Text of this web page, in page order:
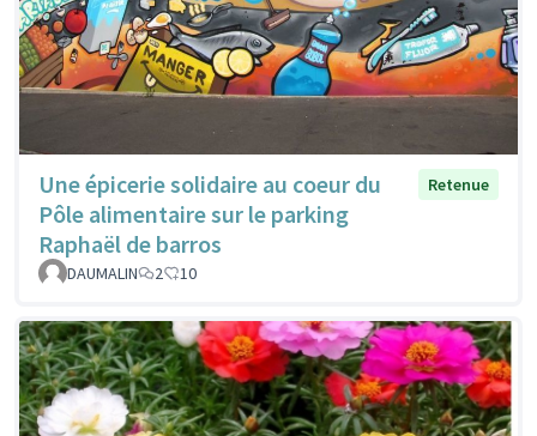
Une épicerie solidaire au coeur du
Pôle alimentaire sur le parking
Raphaël de barros
Retenue
DAUMALIN 2 10